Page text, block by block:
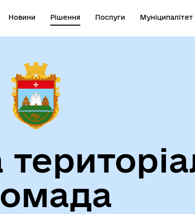
Новини Рішення Послуги Муніципалітет